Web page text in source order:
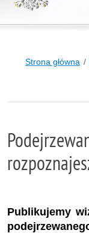
Strona główna
Publikujemy